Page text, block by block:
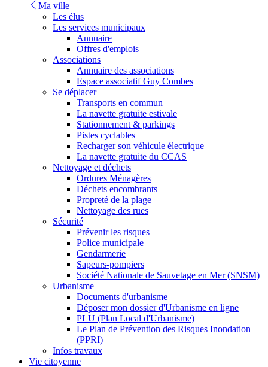
Ma ville
Les élus
Les services municipaux
Annuaire
Offres d'emplois
Associations
Annuaire des associations
Espace associatif Guy Combes
Se déplacer
Transports en commun
La navette gratuite estivale
Stationnement & parkings
Pistes cyclables
Recharger son véhicule électrique
La navette gratuite du CCAS
Nettoyage et déchets
Ordures Ménagères
Déchets encombrants
Propreté de la plage
Nettoyage des rues
Sécurité
Prévenir les risques
Police municipale
Gendarmerie
Sapeurs-pompiers
Société Nationale de Sauvetage en Mer (SNSM)
Urbanisme
Documents d'urbanisme
Déposer mon dossier d'Urbanisme en ligne
PLU (Plan Local d'Urbanisme)
Le Plan de Prévention des Risques Inondation
(PPRI)
Infos travaux
Vie citoyenne